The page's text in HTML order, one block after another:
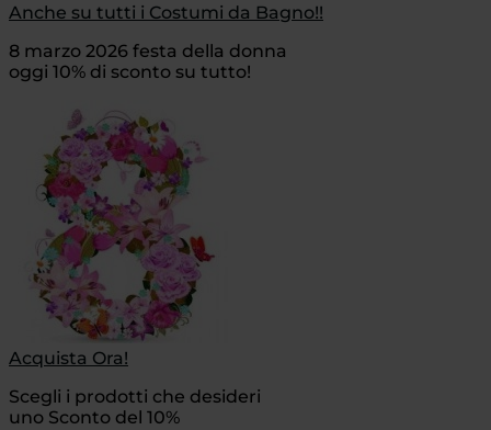
Anche su tutti i Costumi da Bagno!!
8 marzo 2026 festa della donna
oggi 10% di sconto su tutto!
Acquista Ora!
Scegli i prodotti che desideri
uno Sconto del 10%